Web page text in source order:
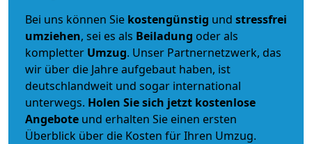
Bei uns können Sie kostengünstig und stressfrei
umziehen, sei es als Beiladung oder als
kompletter Umzug. Unser Partnernetzwerk, das
wir über die Jahre aufgebaut haben, ist
deutschlandweit und sogar international
unterwegs. Holen Sie sich jetzt kostenlose
Angebote und erhalten Sie einen ersten
Überblick über die Kosten für Ihren Umzug.